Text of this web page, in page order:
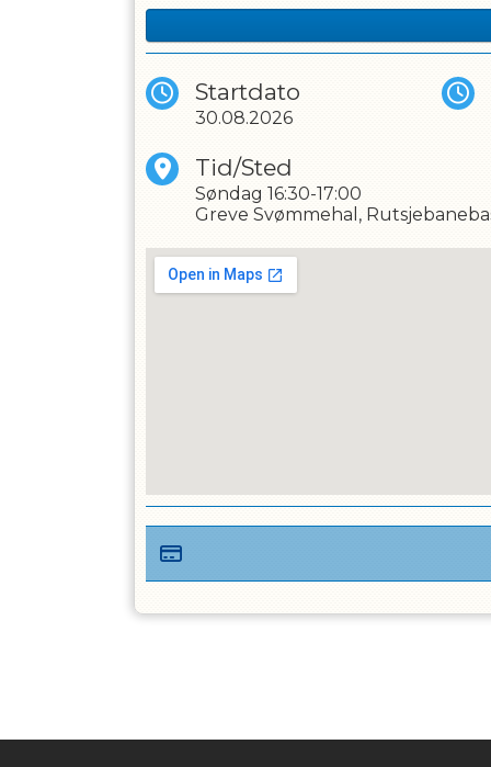
At skabe tryghed omkring det at
gennem lege og sjove øvelser.
Holde balance i vandet ved
Bevæge sig sikkert i simpel
Puste bobler med næsen
Holde balancen på et
Rutsje i vandet fra en stor
Benspark på mave og ryg
Holde vejret under vandet i
Startdato
30.08.2026
Tid/Sted
Søndag 16:30-17:00
Greve Svømmehal,